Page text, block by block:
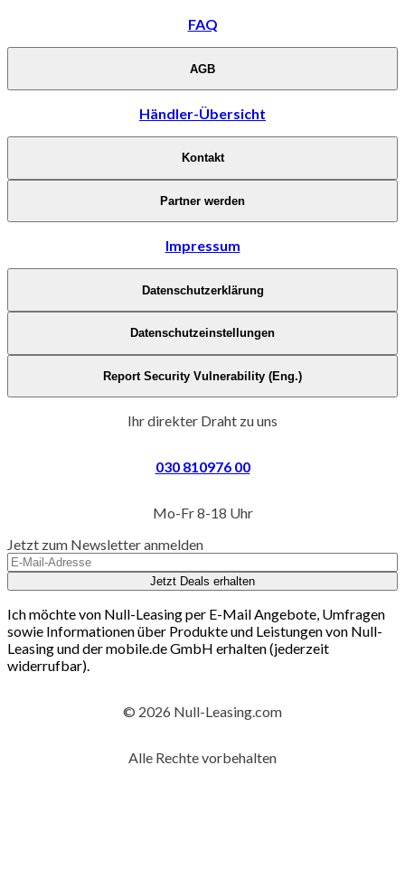
FAQ
AGB
Händler-Übersicht
Kontakt
Partner werden
Impressum
Datenschutzerklärung
Datenschutzeinstellungen
Report Security Vulnerability (Eng.)
Ihr direkter Draht zu uns
030 810976 00
Mo-Fr 8-18 Uhr
Jetzt zum Newsletter anmelden
Jetzt Deals erhalten
Ich möchte von Null-Leasing per E-Mail Angebote, Umfragen
sowie Informationen über Produkte und Leistungen von Null-
Leasing und der mobile.de GmbH erhalten (jederzeit
widerrufbar).
© 2026 Null-Leasing.com
Alle Rechte vorbehalten